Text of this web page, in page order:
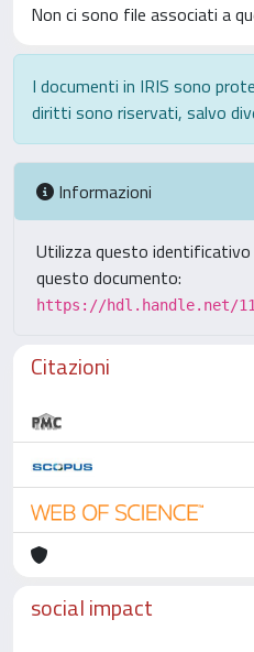
Non ci sono file associati a
I documenti in IRIS sono
diritti sono riservati, salvo
Informazioni
Utilizza questo identificativo
questo documento:
https://hdl.handle.net/
Citazioni
social impact